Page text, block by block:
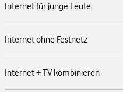
Internet für junge Leute
Internet ohne Festnetz
Internet + TV kombinieren